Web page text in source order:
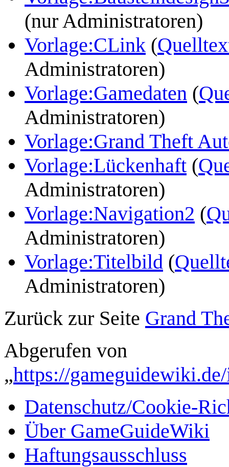
(nur Administratoren)
Vorlage:CLink (
Administratoren)
Vorlage:Gamedaten (
Administratoren)
Vorlage:Grand Theft
Vorlage:Lückenhaft (
Administratoren)
Vorlage:Navigation2 (
Administratoren)
Vorlage:Titelbild (
Administratoren)
Zurück zur Seite Grand
Abgerufen von
„https://
Datenschutz/Cookie-
Über GameGuideWiki
Haftungsausschluss